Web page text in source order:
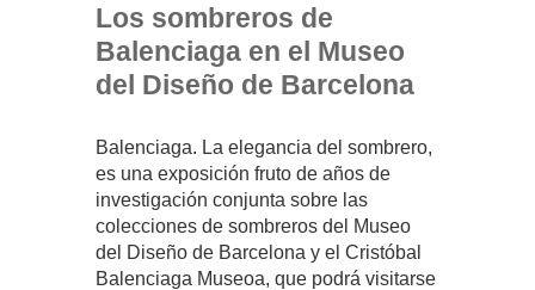
Los sombreros de
Balenciaga en el Museo
del Diseño de Barcelona
Balenciaga. La elegancia del sombrero,
es una exposición fruto de años de
investigación conjunta sobre las
colecciones de sombreros del Museo
del Diseño de Barcelona y el Cristóbal
Balenciaga Museoa, que podrá visitarse